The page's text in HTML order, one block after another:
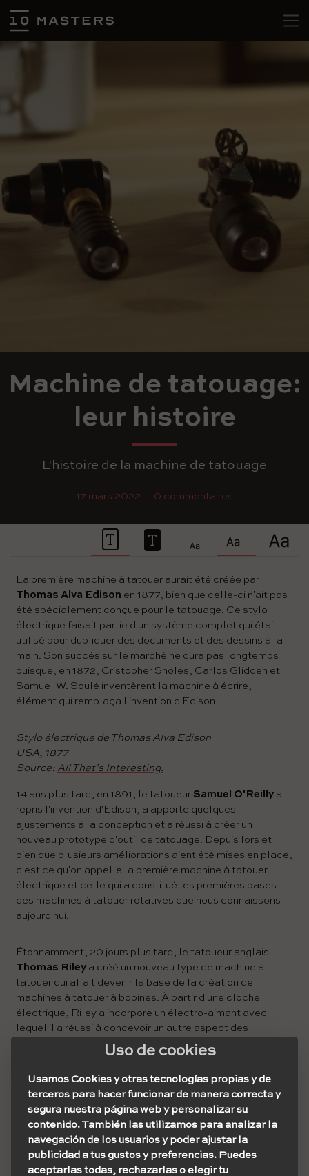
Machine de tatouage:
leur histoire
L'histoire de la machine de tatouage
17 mars 2022 0 commentaires
La première machine à tatouer aurait été créée par
Thomas Alva Edison en 1877, bien que celle-ci n'ait pas
été spécialement conçue pour le tatouage. Ce stylo
électrique faisait partie d'un système complet qui était
utilisé pour dupliquer des documents et des dessins à la
main. Son succès sur le marché ne dura pas longtemps
puisque, en 1872, Cristopher Sholes, Carlos Glidden et
Samuel W. Soulé inventèrent la machine à écrire,
élément qui remplaça l'invention d'Edison.
Stylo électrique de Thomas Alva Edison
USA, 1877
Source: All That’s Interesting.
14 ans plus tard, en 1891, le tatoueur Samuel O'Reilly a
repris l'invention d'Edison, a apporté quelques
ajustements à la conception et a réussi à créer un
nouveau prototype d'outil de tatouage. Depuis lors et
bien que plusieurs améliorations aient été mises en place,
c'est ce qu'on appelle la première machine à tatouer
électrique et celle qui a constitué les premières bases
des machines à tatouer rotatives que nous connaissons
aujourd'hui.
Étonnamment, 20 jours plus tard, le tatoueur anglais
Thomas Riley a créé un nouveau type de machine à
tatouer qui allait devenir la base de la création de
machines à tatouer à bobines. À partir d'une cloche
électrique, Riley a incorporé un électro-aimant avec
lequel il a réussi à concevoir un autre aspect des
machines à tatouer.
Fonctionnement d'une sonnette
Auteur: Raimond Spekking / CC BY-SA 4.0
Wikimedia.org)
Bobines pour machines à tatouer
Source:
Amazon.es
Uso de cookies
Usamos Cookies y otras tecnologías propias y de
terceros para hacer funcionar de manera correcta y
segura nuestra página web y personalizar su
contenido. También las utilizamos para analizar la
navegación de los usuarios y poder ajustar la
publicidad a tus gustos y preferencias. Puedes
aceptarlas todas, rechazarlas o elegir tu